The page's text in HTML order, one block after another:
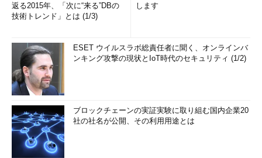
返る2015年、「次に“来る”DBの
技術トレンド」とは (1/3)
します
ESET ウイルスラボ総責任者に聞く、オンラインバ
ンキング攻撃の現状とIoT時代のセキュリティ (1/2)
ブロックチェーンの実証実験に取り組む国内企業20
社の社名が公開、その利用用途とは